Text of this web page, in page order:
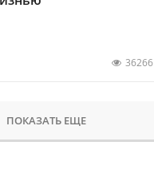
36266
ПОКАЗАТЬ ЕЩЕ